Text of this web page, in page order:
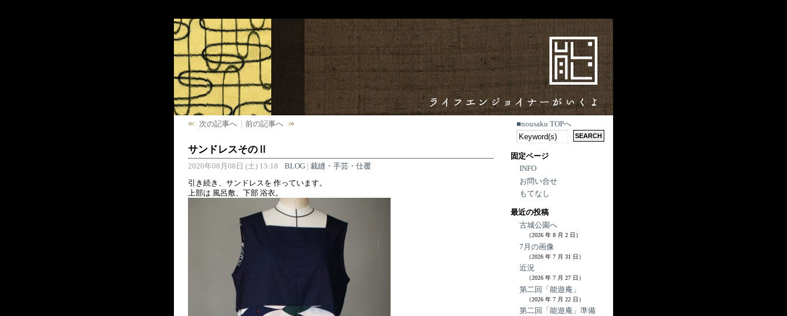
次の記事へ 前の記事へ
サンドレスそのⅡ
2020年08月08日 (土) 13:18 BLOG| 裁縫・手芸・仕覆
引き続き、サンドレスを 作っています。
上部は 風呂敷、下部 浴衣。
■nousaku TOPへ
固定ページ
INFO
お問い合せ
もてなし
最近の投稿
古城公園へ
（2026 年 8 月 2 日）
7月の画像
（2026 年 7 月 31 日）
近況
（2026 年 7 月 27 日）
第二回「能遊庵」
（2026 年 7 月 22 日）
第二回「能遊庵」準備